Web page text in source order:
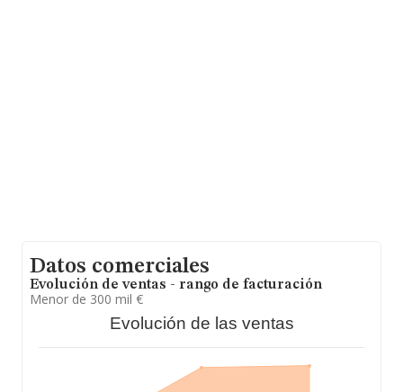
Datos comerciales
Evolución de ventas - rango de facturación
Menor de 300 mil €
Evolución de las ventas